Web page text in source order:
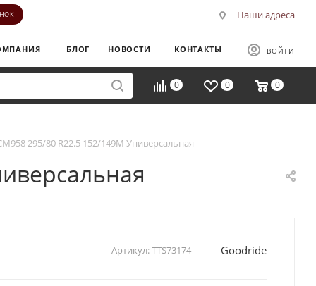
Наши адреса
БЛОГ НОВОСТИ КОНТАКТЫ ВОЙТИ
0 0 0
295/80 R22.5 152/149M Универсальная
Артикул:TTS73174 Goodride